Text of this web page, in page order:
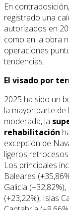
En
registrado una
autorizados en
como en la obra
operaciones
tendencias.
El visado por
2025 ha sido un
la mayor parte
moderada, la
rehabilitación
excepción de
ligeros retrocesos
Los principales
Baleares
Galicia
(+23,22%), Islas